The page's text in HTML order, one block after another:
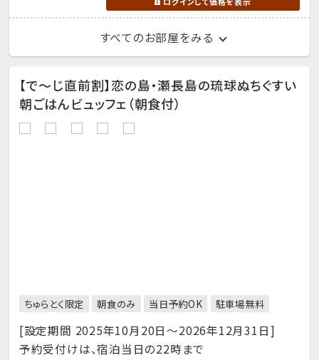
すべてのお部屋をみる
【で～じ直前割】恋の島・瀬長島の琉球ぬちぐすい
朝ごはんビュッフェ（朝食付）
ちゅらとく限定 朝食のみ 当日予約OK 駐車場無料
[設定期間 2025年10月20日～2026年12月31日]
予約受付けは、宿泊当日の22時まで